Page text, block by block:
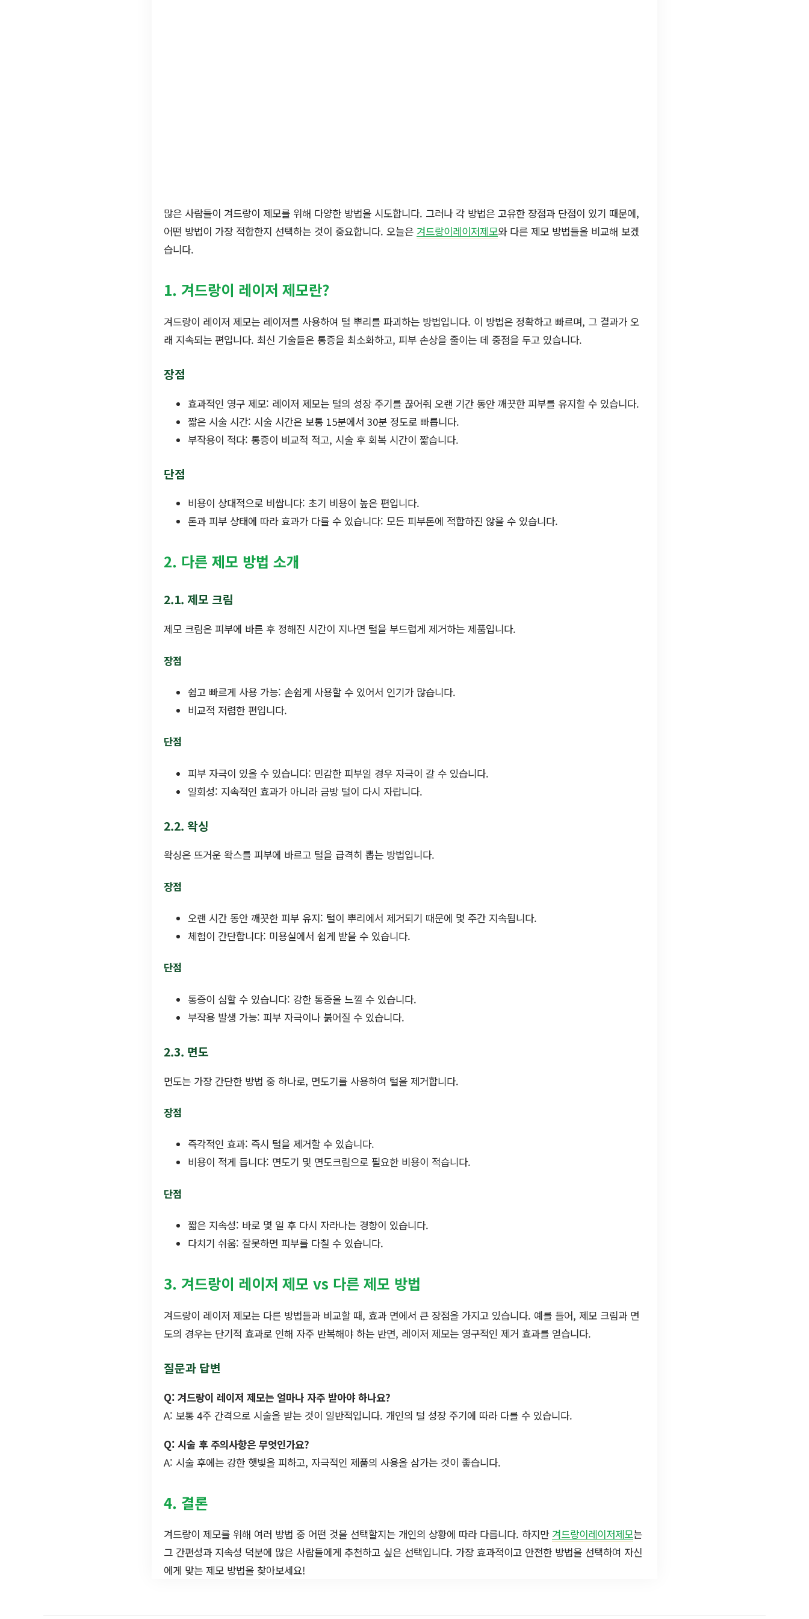
많은 사람들이 겨드랑이 제모를 위해 다양한 방법을 시도합니다. 그러나 각 방법은 고유한 장점과 단점이 있기 때문에,
어떤 방법이 가장 적합한지 선택하는 것이 중요합니다. 오늘은 겨드랑이레이저제모와 다른 제모 방법들을 비교해 보겠
습니다.
1. 겨드랑이 레이저 제모란?
겨드랑이 레이저 제모는 레이저를 사용하여 털 뿌리를 파괴하는 방법입니다. 이 방법은 정확하고 빠르며, 그 결과가 오
래 지속되는 편입니다. 최신 기술들은 통증을 최소화하고, 피부 손상을 줄이는 데 중점을 두고 있습니다.
장점
효과적인 영구 제모: 레이저 제모는 털의 성장 주기를 끊어줘 오랜 기간 동안 깨끗한 피부를 유지할 수 있습니다.
짧은 시술 시간: 시술 시간은 보통 15분에서 30분 정도로 빠릅니다.
부작용이 적다: 통증이 비교적 적고, 시술 후 회복 시간이 짧습니다.
단점
비용이 상대적으로 비쌉니다: 초기 비용이 높은 편입니다.
톤과 피부 상태에 따라 효과가 다를 수 있습니다: 모든 피부톤에 적합하진 않을 수 있습니다.
2. 다른 제모 방법 소개
2.1. 제모 크림
제모 크림은 피부에 바른 후 정해진 시간이 지나면 털을 부드럽게 제거하는 제품입니다.
장점
쉽고 빠르게 사용 가능: 손쉽게 사용할 수 있어서 인기가 많습니다.
비교적 저렴한 편입니다.
단점
피부 자극이 있을 수 있습니다: 민감한 피부일 경우 자극이 갈 수 있습니다.
일회성: 지속적인 효과가 아니라 금방 털이 다시 자랍니다.
2.2. 왁싱
왁싱은 뜨거운 왁스를 피부에 바르고 털을 급격히 뽑는 방법입니다.
장점
오랜 시간 동안 깨끗한 피부 유지: 털이 뿌리에서 제거되기 때문에 몇 주간 지속됩니다.
체험이 간단합니다: 미용실에서 쉽게 받을 수 있습니다.
단점
통증이 심할 수 있습니다: 강한 통증을 느낄 수 있습니다.
부작용 발생 가능: 피부 자극이나 붉어질 수 있습니다.
2.3. 면도
면도는 가장 간단한 방법 중 하나로, 면도기를 사용하여 털을 제거합니다.
장점
즉각적인 효과: 즉시 털을 제거할 수 있습니다.
비용이 적게 듭니다: 면도기 및 면도크림으로 필요한 비용이 적습니다.
단점
짧은 지속성: 바로 몇 일 후 다시 자라나는 경향이 있습니다.
다치기 쉬움: 잘못하면 피부를 다칠 수 있습니다.
3. 겨드랑이 레이저 제모 vs 다른 제모 방법
겨드랑이 레이저 제모는 다른 방법들과 비교할 때, 효과 면에서 큰 장점을 가지고 있습니다. 예를 들어, 제모 크림과 면
도의 경우는 단기적 효과로 인해 자주 반복해야 하는 반면, 레이저 제모는 영구적인 제거 효과를 얻습니다.
질문과 답변
Q: 겨드랑이 레이저 제모는 얼마나 자주 받아야 하나요?
A: 보통 4주 간격으로 시술을 받는 것이 일반적입니다. 개인의 털 성장 주기에 따라 다를 수 있습니다.
Q: 시술 후 주의사항은 무엇인가요?
A: 시술 후에는 강한 햇빛을 피하고, 자극적인 제품의 사용을 삼가는 것이 좋습니다.
4. 결론
겨드랑이 제모를 위해 여러 방법 중 어떤 것을 선택할지는 개인의 상황에 따라 다릅니다. 하지만 겨드랑이레이저제모는
그 간편성과 지속성 덕분에 많은 사람들에게 추천하고 싶은 선택입니다. 가장 효과적이고 안전한 방법을 선택하여 자신
에게 맞는 제모 방법을 찾아보세요!